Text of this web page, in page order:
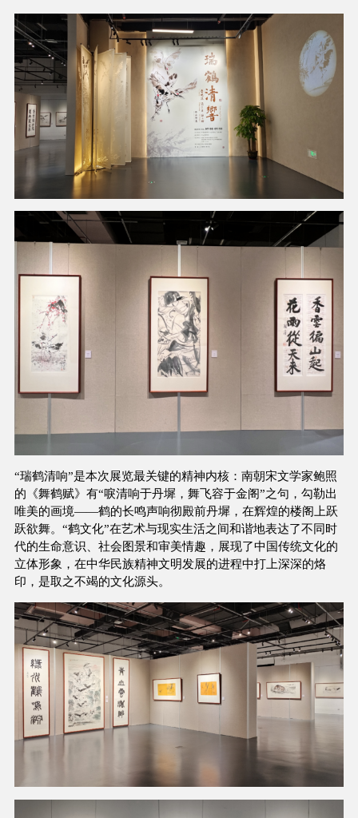
“瑞鹤清响”是本次展览最关键的精神内核：南朝宋文学家鲍照
的《舞鹤赋》有“唳清响于丹墀，舞飞容于金阁”之句，勾勒出
唯美的画境——鹤的长鸣声响彻殿前丹墀，在辉煌的楼阁上跃
跃欲舞。“鹤文化”在艺术与现实生活之间和谐地表达了不同时
代的生命意识、社会图景和审美情趣，展现了中国传统文化的
立体形象，在中华民族精神文明发展的进程中打上深深的烙
印，是取之不竭的文化源头。